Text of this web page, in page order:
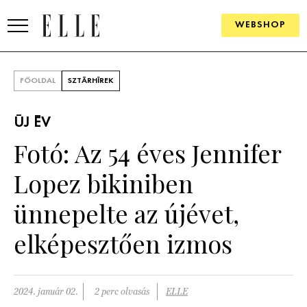
WEBSHOP
SZÉPSÉG
KULTÚRA
PSZICHÉ
PÁRKAPCSOLAT
FŐOLDAL SZTÁRHÍREK
ÚJ ÉV
Fotó: Az 54 éves Jennifer
Lopez bikiniben
ünnepelte az újévet,
elképesztően izmos
2024. január 02. 2 perc olvasás ELLE